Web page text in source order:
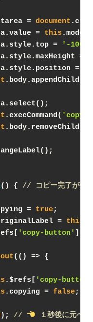
= document
=
this
=
'-
=
=
.execCommand( 'copy'
( ) { // コピー完了が分か
= true;
= this
'copy-button'
( () => {
.$refs[ 'copy-button'
.copying = false;
); // １秒後に元へ戻